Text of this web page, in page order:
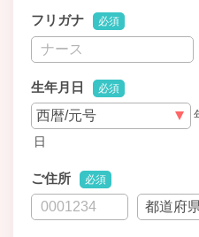
フリガナ 必須
生年月日 必須
日
ご住所 必須